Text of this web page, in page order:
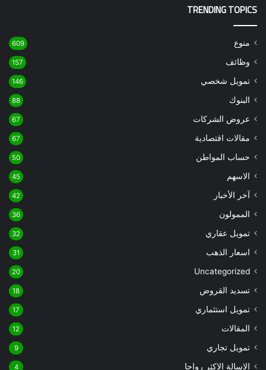
TRENDING TOPICS
منوع 609
وظائف 157
تمويل شخصي 146
البنوك 88
عروض الشركات 67
مقالات اقتصادية 67
حساب المواطن 50
الاسهم 45
آخر الأخبار 42
الممولون 36
تمويل عقاري 32
اسعار الذهب 31
Uncategorized
20
تسديد القروض 18
تمويل استثماري 17
المقالات 12
تمويل تجاري 9
الاسالة الاكثر رواجا 4